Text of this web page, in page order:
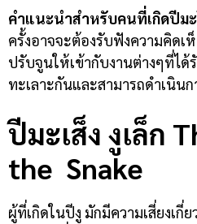
คำแนะนำสำหรับคนที่เกิดปีม
ครั้งอาจจะต้องรับฟังความคิดเ
ปรับจูนให้เข้ากับงานต่างๆที่ได้
ทะเลาะกันและสามารถดำเนิน
ปีมะเส็ง งูเล็ก
the Snake
ผู้ที่เกิดในปีงู มักมีความเสี่ยงเ